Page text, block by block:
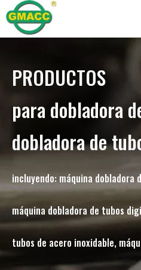
PRODUCTOS
para dobladora
dobladora de
incluyendo: máquina dobladora
máquina dobladora de tubos
tubos de acero inoxidable,